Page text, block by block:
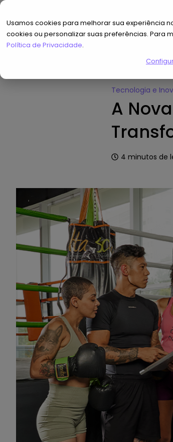
Usamos cookies para melhorar sua experiência
cookies ou personalizar suas preferências. Para
Política de Privacidade.
Hub de
Tecnologia e
A
4 minutos de